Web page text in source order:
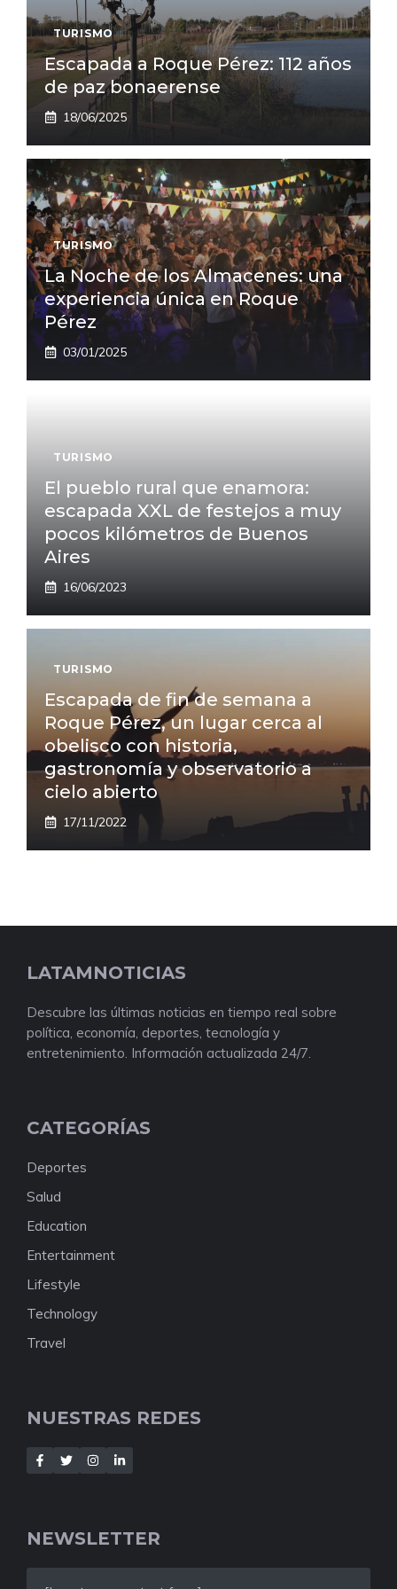
TURISMO
Escapada a Roque Pérez: 112 años
de paz bonaerense
18/06/2025
TURISMO
La Noche de los Almacenes: una
experiencia única en Roque
Pérez
03/01/2025
TURISMO
El pueblo rural que enamora:
escapada XXL de festejos a muy
pocos kilómetros de Buenos
Aires
16/06/2023
TURISMO
Escapada de fin de semana a
Roque Pérez, un lugar cerca al
obelisco con historia,
gastronomía y observatorio a
cielo abierto
17/11/2022
LATAMNOTICIAS
Descubre las últimas noticias en tiempo real sobre
política, economía, deportes, tecnología y
entretenimiento. Información actualizada 24/7.
CATEGORÍAS
Deportes
Salud
Education
Entertainment
Lifestyle
Technology
Travel
NUESTRAS REDES
NEWSLETTER